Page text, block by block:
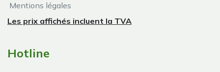
Mentions légales
Les prix affichés incluent la TVA
Hotline